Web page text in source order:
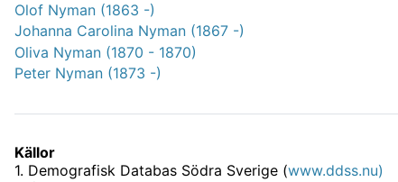
Olof Nyman (1863 -)
Johanna Carolina Nyman (1867 -)
Oliva Nyman (1870 - 1870)
Peter Nyman (1873 -)
Källor
1. Demografisk Databas Södra Sverige (www.ddss.nu)